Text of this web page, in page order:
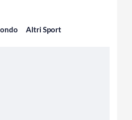
Altri Sport